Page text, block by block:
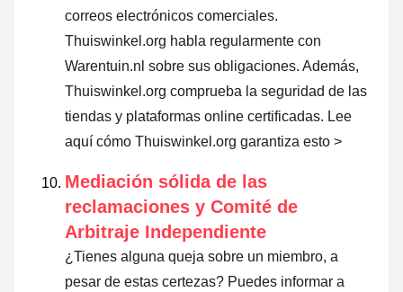
correos electrónicos comerciales.
Thuiswinkel.org habla regularmente con
Warentuin.nl sobre sus obligaciones. Además,
Thuiswinkel.org comprueba la seguridad de las
tiendas y plataformas online certificadas. Lee
aquí cómo Thuiswinkel.org garantiza esto >
Mediación sólida de las
reclamaciones y Comité de
Arbitraje Independiente
¿Tienes alguna queja sobre un miembro, a
pesar de estas certezas? Puedes informar a